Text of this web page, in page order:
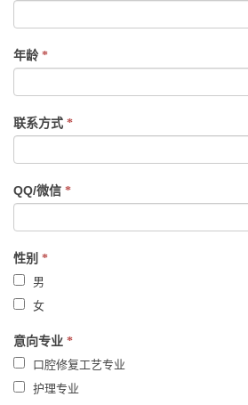
are
human,
leave
this
field
blank.
年龄 *
联系方式 *
QQ/微信 *
性别 *
男
女
意向专业 *
口腔修复工艺专业
护理专业